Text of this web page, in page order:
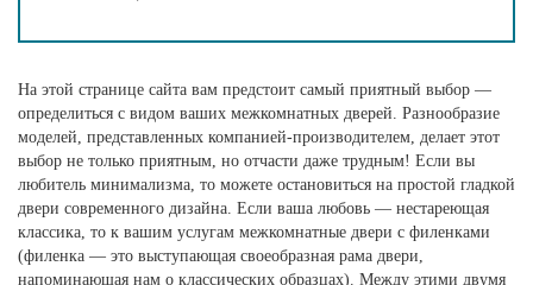
На этой странице сайта вам предстоит самый приятный выбор —
определиться с видом ваших межкомнатных дверей. Разнообразие
моделей, представленных компанией-производителем, делает этот
выбор не только приятным, но отчасти даже трудным! Если вы
любитель минимализма, то можете остановиться на простой гладкой
двери современного дизайна. Если ваша любовь — нестареющая
классика, то к вашим услугам межкомнатные двери с филенками
(филенка — это выступающая своеобразная рама двери,
напоминающая нам о классических образцах). Между этими двумя